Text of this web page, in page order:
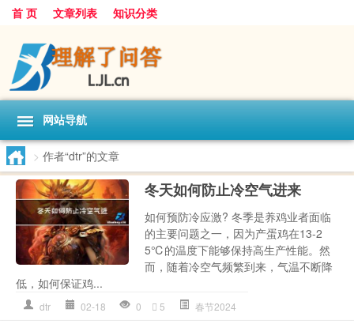
首 页 文章列表 知识分类
网站导航
> 作者“dtr”的文章
冬天如何防止冷空气进来
如何预防冷应激? 冬季是养鸡业者面临
的主要问题之一，因为产蛋鸡在13-2
5℃的温度下能够保持高生产性能。然
而，随着冷空气频繁到来，气温不断降
低，如何保证鸡...
dtr 02-18 0 5 春节2024